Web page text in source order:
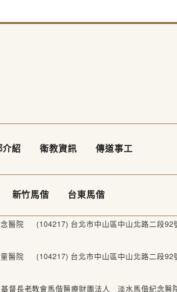
介紹 衛教資訊 傳道事工
新竹馬偕 台東馬偕
醫院 (104217) 台北市中山區中山北路二段92
醫院 (104217) 台北市中山區中山北路二段92
督長老教會馬偕醫療財團法人 淡水馬偕紀念